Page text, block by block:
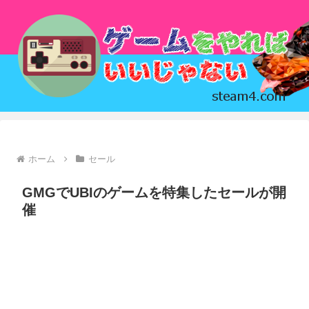
ホーム セール
GMGでUBIのゲームを特集したセールが開
催